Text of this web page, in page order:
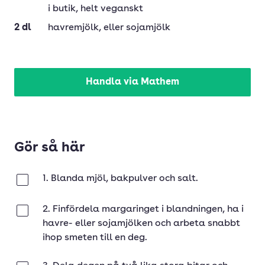
i butik, helt veganskt
2 dl havremjölk, eller sojamjölk
Handla via Mathem
Gör så här
1. Blanda mjöl, bakpulver och salt.
2. Finfördela margaringet i blandningen, ha i
havre- eller sojamjölken och arbeta snabbt
ihop smeten till en deg.